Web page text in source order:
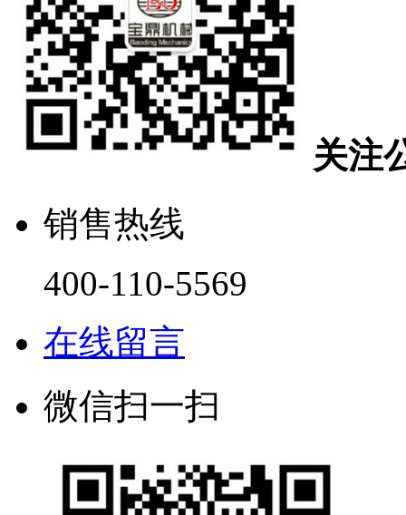
关注
销售热线
400-110-5569
在线留言
微信扫一扫